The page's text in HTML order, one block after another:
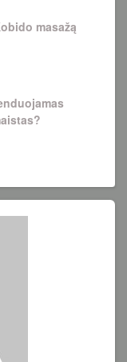
masažą